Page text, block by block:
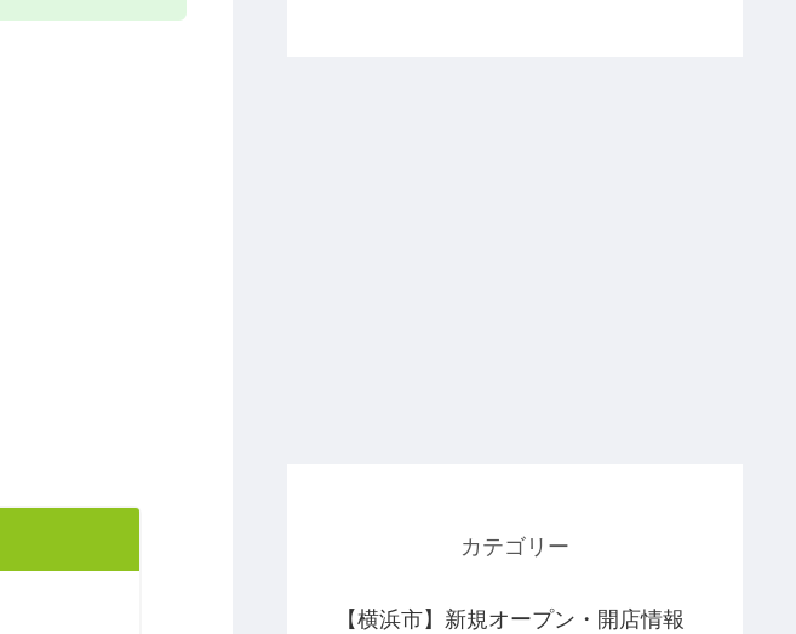
カテゴリー
【横浜市】新規オープン・開店情報